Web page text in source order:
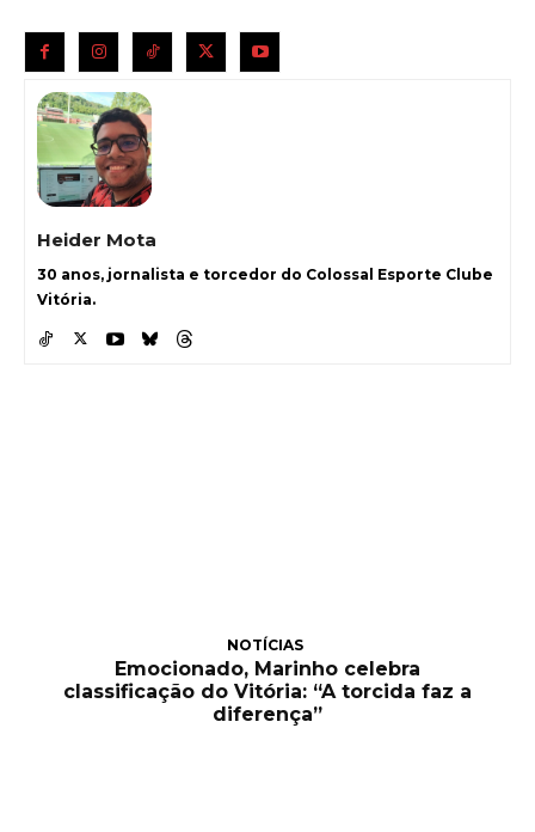
Heider Mota
30 anos, jornalista e torcedor do Colossal Esporte Clube
Vitória.
NOTÍCIAS
Emocionado, Marinho celebra
classificação do Vitória: “A torcida faz a
diferença”